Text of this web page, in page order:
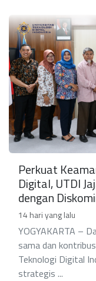
Perkuat
Digital, UTDI
dengan
14 hari yang lalu
YOGYAKARTA –
sama dan
Teknologi Digital
strategis ...